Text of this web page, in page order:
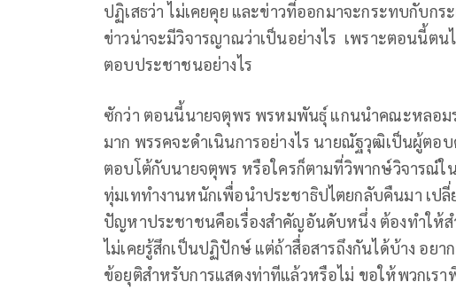
ปฏิเสธว่า ไม่เคยคุย และข่าวที่ออกมาจะกระทบกับก
ข่าวน่าจะมีวิจารญาณว่าเป็นอย่างไร เพราะตอนนี้ตน
ตอบประชาชนอย่างไร
ซักว่า ตอนนี้นายจตุพร พรหมพันธุ์ แกนนำคณะหลอ
มาก พรรคจะดำเนินการอย่างไร นายณัฐวุฒิเป็นผู้ตอ
ตอบโต้กับนายจตุพร หรือใครก็ตามที่วิพากษ์วิจารณ์ใน
ทุ่มเททำงานหนักเพื่อนำประชาธิปไตยกลับคืนมา เป
ปัญหาประชาชนคือเรื่องสำคัญอันดับหนึ่ง ต้องทำให้
ไม่เคยรู้สึกเป็นปฏิปักษ์ แต่ถ้าสื่อสารถึงกันได้บ้าง อย
ข้อยุติสำหรับการแสดงท่าทีแล้วหรือไม่ ขอให้พวกเรา